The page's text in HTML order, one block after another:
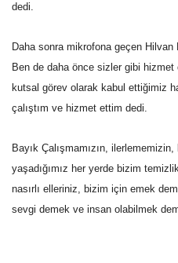
dedi.
Daha sonra mikrofona geçen Hilvan
Ben de daha önce sizler gibi
kutsal görev olarak kabul ettiğimiz
çalıştım ve hizmet ettim dedi.
Bayık Çalışmamızın, ilerlememizin,
yaşadığımız her yerde bizim
nasırlı elleriniz, bizim için emek
sevgi demek ve insan olabilmek